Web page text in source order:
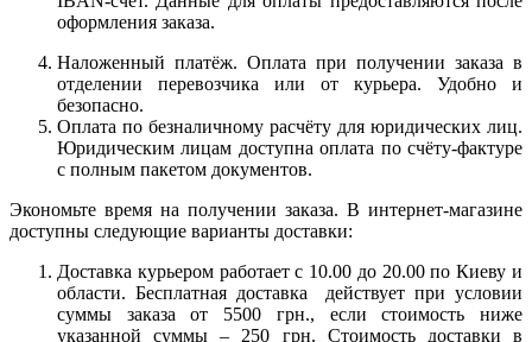
оформления заказа.
Наложенный платёж. Оплата при получении заказа в
отделении перевозчика или от курьера. Удобно и
безопасно.
Оплата по безналичному расчёту для юридических лиц.
Юридическим лицам доступна оплата по счёту-фактуре
с полным пакетом документов.
Экономьте время на получении заказа. В интернет-магазине
доступны следующие варианты доставки:
Доставка курьером работает с 10.00 до 20.00 по Киеву и
области. Бесплатная доставка действует при условии
суммы заказа от 5500 грн., если стоимость ниже
указанной суммы – 250 грн. Стоимость доставки в